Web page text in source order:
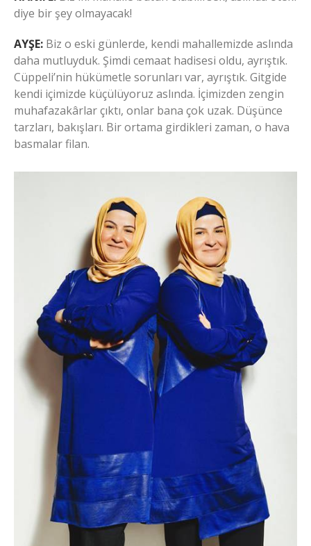
diye bir şey olmayacak!
AYŞE: Biz o eski günlerde, kendi mahallemizde aslında
daha mutluyduk. Şimdi cemaat hadisesi oldu, ayrıştık.
Cüppeli’nin hükümetle sorunları var, ayrıştık. Gitgide
kendi içimizde küçülüyoruz aslında. İçimizden zengin
muhafazakârlar çıktı, onlar bana çok uzak. Düşünce
tarzları, bakışları. Bir ortama girdikleri zaman, o hava
basmalar filan.